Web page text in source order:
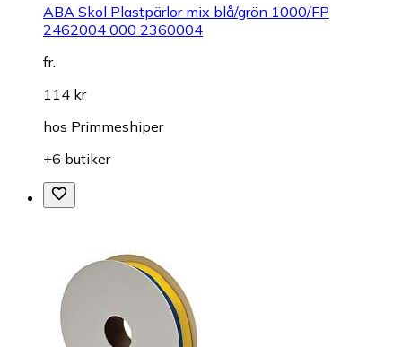
ABA Skol Plastpärlor mix blå/grön 1000/FP
2462004 000 2360004
fr.
114 kr
hos Primmeshiper
+6 butiker